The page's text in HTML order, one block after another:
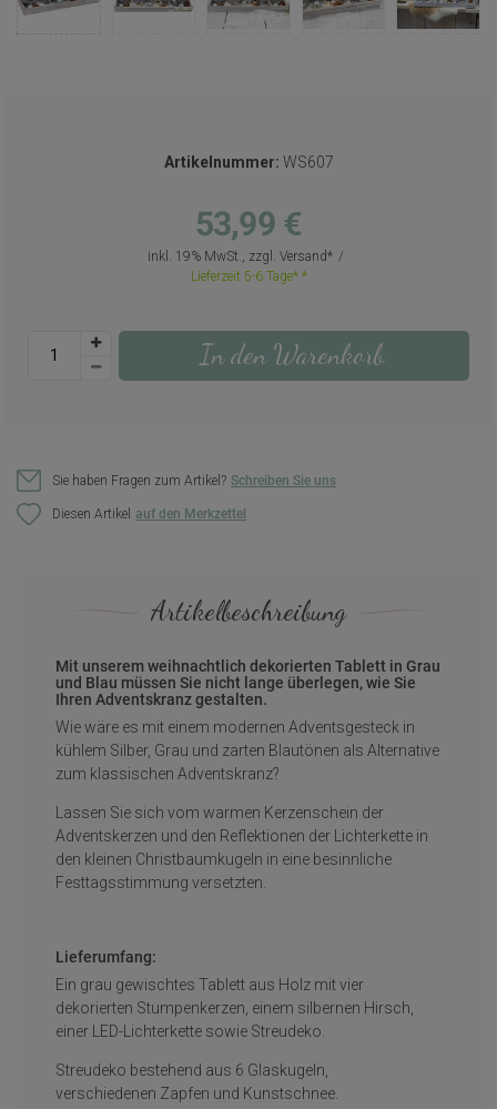
Artikelnummer: WS607
53,99 €
inkl. 19% MwSt., zzgl. Versand
Lieferzeit 5-6 Tage*
In den Warenkorb
Sie haben Fragen zum Artikel? Schreiben Sie uns
Diesen Artikel
Artikelbeschreibung
Mit unserem weihnachtlich dekorierten Tablett in Grau
und Blau müssen Sie nicht lange überlegen, wie Sie
Ihren Adventskranz gestalten.
Wie wäre es mit einem modernen Adventsgesteck in
kühlem Silber, Grau und zarten Blautönen als Alternative
zum klassischen Adventskranz?
Lassen Sie sich vom warmen Kerzenschein der
Adventskerzen und den Reflektionen der Lichterkette in
den kleinen Christbaumkugeln in eine besinnliche
Festtagsstimmung versetzten.
Lieferumfang:
Ein grau gewischtes Tablett aus Holz mit vier
dekorierten Stumpenkerzen, einem silbernen Hirsch,
einer LED-Lichterkette sowie Streudeko.
Streudeko bestehend aus 6 Glaskugeln,
verschiedenen Zapfen und Kunstschnee.